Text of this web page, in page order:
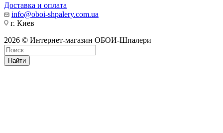
Доставка и оплата
info@oboi-shpalery.com.ua
г. Киев
2026 © Интернет-магазин ОБОИ-Шпалери
Найти